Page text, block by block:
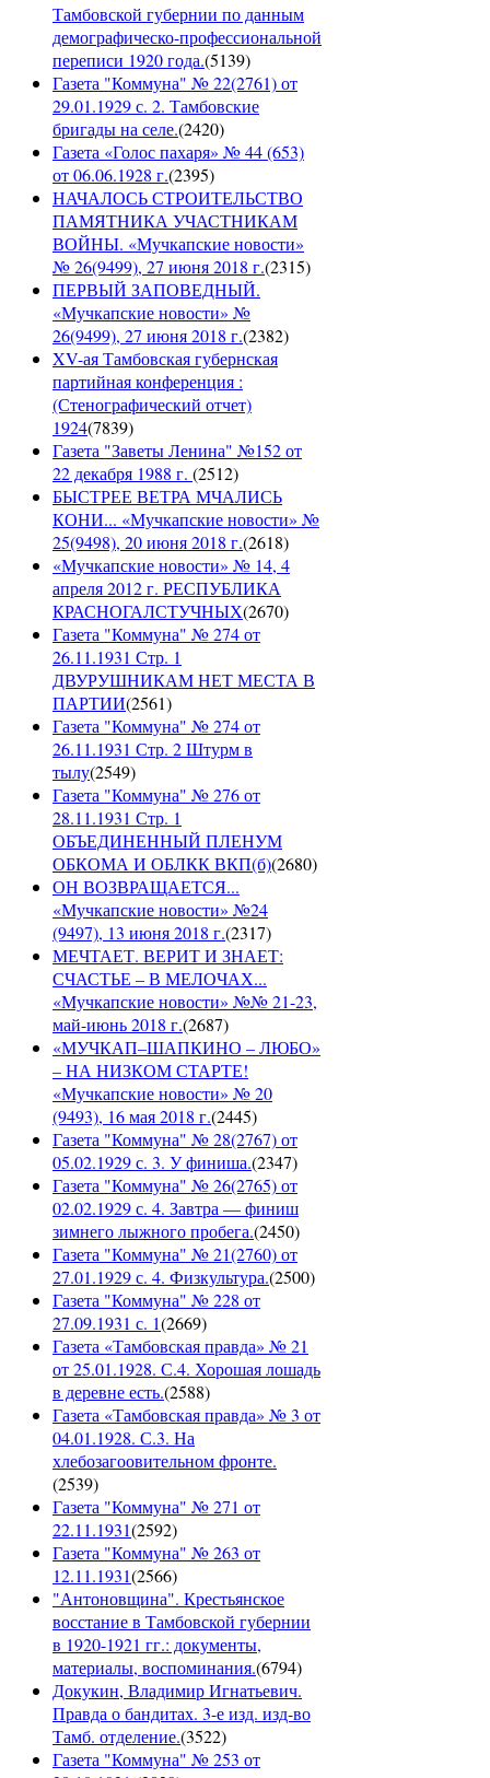
Тамбовской губернии по данным
демографическо-профессиональной
переписи 1920 года.(5139)
Газета "Коммуна" № 22(2761) от
29.01.1929 с. 2. Тамбовские
бригады на селе.(2420)
Газета «Голос пахаря» № 44 (653)
от 06.06.1928 г.(2395)
НАЧАЛОСЬ СТРОИТЕЛЬСТВО
ПАМЯТНИКА УЧАСТНИКАМ
ВОЙНЫ. «Мучкапские новости»
№ 26(9499), 27 июня 2018 г.(2315)
ПЕРВЫЙ ЗАПОВЕДНЫЙ.
«Мучкапские новости» №
26(9499), 27 июня 2018 г.(2382)
XV-ая Тамбовская губернская
партийная конференция :
(Стенографический отчет)
1924(7839)
Газета "Заветы Ленина" №152 от
22 декабря 1988 г. (2512)
БЫСТРЕЕ ВЕТРА МЧАЛИСЬ
КОНИ... «Мучкапские новости» №
25(9498), 20 июня 2018 г.(2618)
«Мучкапские новости» № 14, 4
апреля 2012 г. РЕСПУБЛИКА
КРАСНОГАЛСТУЧНЫХ(2670)
Газета "Коммуна" № 274 от
26.11.1931 Стр. 1
ДВУРУШНИКАМ НЕТ МЕСТА В
ПАРТИИ(2561)
Газета "Коммуна" № 274 от
26.11.1931 Стр. 2 Штурм в
тылу(2549)
Газета "Коммуна" № 276 от
28.11.1931 Стр. 1
ОБЪЕДИНЕННЫЙ ПЛЕНУМ
ОБКОМА И ОБЛКК ВКП(б)(2680)
ОН ВОЗВРАЩАЕТСЯ...
«Мучкапские новости» №24
(9497), 13 июня 2018 г.(2317)
МЕЧТАЕТ. ВЕРИТ И ЗНАЕТ:
СЧАСТЬЕ – В МЕЛОЧАХ...
«Мучкапские новости» №№ 21-23,
май-июнь 2018 г.(2687)
«МУЧКАП–ШАПКИНО – ЛЮБО»
– НА НИЗКОМ СТАРТЕ!
«Мучкапские новости» № 20
(9493), 16 мая 2018 г.(2445)
Газета "Коммуна" № 28(2767) от
05.02.1929 с. 3. У финиша.(2347)
Газета "Коммуна" № 26(2765) от
02.02.1929 с. 4. Завтра — финиш
зимнего лыжного пробега.(2450)
Газета "Коммуна" № 21(2760) от
27.01.1929 с. 4. Физкультура.(2500)
Газета "Коммуна" № 228 от
27.09.1931 с. 1(2669)
Газета «Тамбовская правда» № 21
от 25.01.1928. С.4. Хорошая лошадь
в деревне есть.(2588)
Газета «Тамбовская правда» № 3 от
04.01.1928. С.3. На
хлебозагоовительном фронте.
(2539)
Газета "Коммуна" № 271 от
22.11.1931(2592)
Газета "Коммуна" № 263 от
12.11.1931(2566)
"Антоновщина". Крестьянское
восстание в Тамбовской губернии
в 1920-1921 гг.: документы,
материалы, воспоминания.(6794)
Докукин, Владимир Игнатьевич.
Правда о бандитах. 3-е изд. изд-во
Тамб. отделение.(3522)
Газета "Коммуна" № 253 от